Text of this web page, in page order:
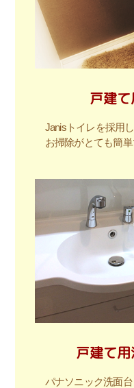
戸建
Janisトイレを採用
お掃除がとても簡単
戸建て
パナソニック洗面